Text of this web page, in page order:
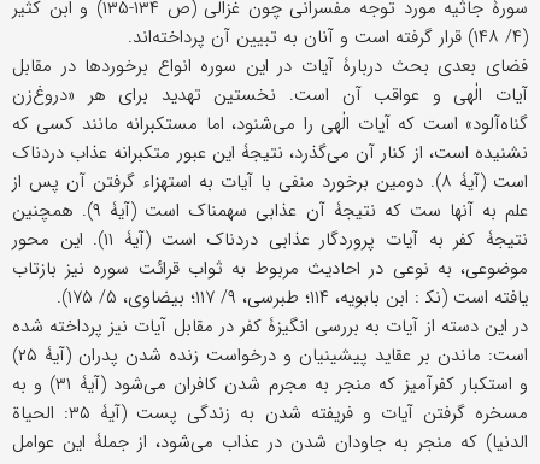
سورۀ جاثیه مورد توجه مفسرانی چون غزالی (ص ۱۳۴-۱۳۵) و ابن کثیر
(۴/ ۱۴۸) قرار گرفته است و آنان به تبیین آن پرداخته‌اند.
فضای بعدی بحث دربارۀ آیات در این سوره انواع برخوردها در مقابل
آیات الٰهی و عواقب آن است. نخستین تهدید برای هر «دروغ‌زن
گناه‌آلود» است که آیات الٰهی را می‌شنود، اما مستکبرانه مانند کسی که
نشنیده است، از کنار آن می‌گذرد، نتیجۀ این عبور متکبرانه عذاب دردناک
است (آیۀ ۸). دومین برخورد منفی با آیات به استهزاء گرفتن آن پس از
علم به آنها ست که نتیجۀ آن عذابی سهمناک است (آیۀ ۹). همچنین
نتیجۀ کفر به آیات پروردگار عذابی دردناک است (آیۀ ۱۱). این محور
موضوعی، به نوعی در احادیث مربوط به ثواب قرائت سوره نیز بازتاب
یافته است (نک‍ : ابن بابویه، ۱۱۴؛ طبرسی، ۹/ ۱۱۷؛ بیضاوی، ۵/ ۱۷۵).
در این دسته از آیات به بررسی انگیزۀ کفر در مقابل آیات نیز پرداخته شده
است: ماندن بر عقاید پیشینیان و درخواست زنده شدن پدران (آیۀ ۲۵)
و استکبار کفرآمیز که منجر به مجرم شدن کافران می‌شود (آیۀ ۳۱) و به
مسخره گرفتن آیات و فریفته شدن به زندگی پست (آیۀ ۳۵: الحیاة
الدنیا) که منجر به جاودان شدن در عذاب می‌شود، از جملۀ این عوامل